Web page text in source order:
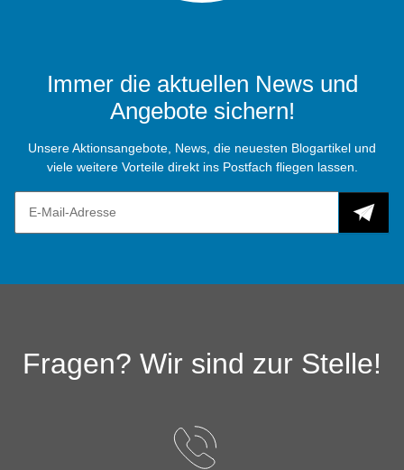
Immer die aktuellen News und
Angebote sichern!
Unsere Aktionsangebote, News, die neuesten Blogartikel und
viele weitere Vorteile direkt ins Postfach fliegen lassen.
Fragen? Wir sind zur Stelle!